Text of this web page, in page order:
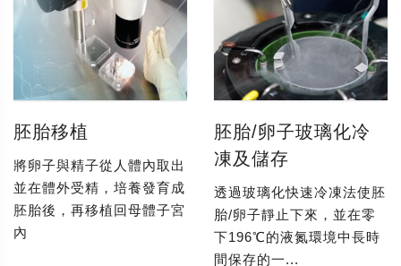
胚胎移植
將卵子與精子從人體內取出
並在體外受精，培養發育成
胚胎後，再移植回母體子宮
內
胚胎/卵子玻璃化冷
凍及儲存
透過玻璃化快速冷凍法使胚
胎/卵子靜止下來，並在零
下196℃的液氮環境中長時
間保存的一...